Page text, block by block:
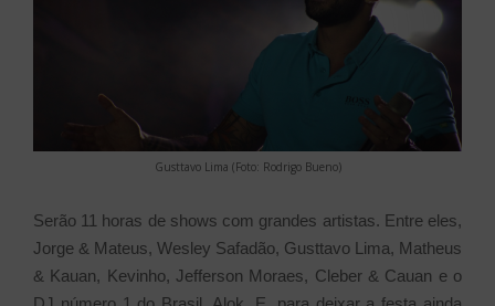
Gusttavo Lima (Foto: Rodrigo Bueno)
Serão 11 horas de shows com grandes artistas. Entre eles,
Jorge & Mateus, Wesley Safadão, Gusttavo Lima, Matheus
& Kauan, Kevinho, Jefferson Moraes, Cleber & Cauan e o